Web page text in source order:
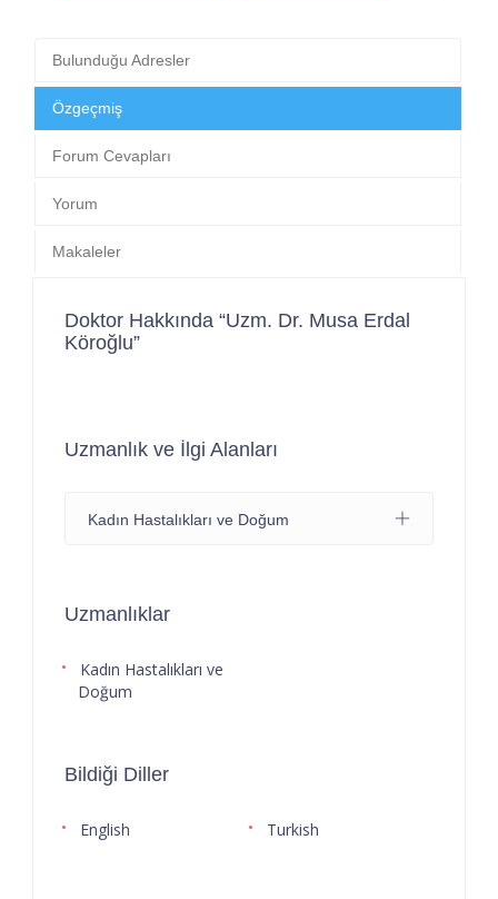
Bulunduğu Adresler
Özgeçmiş
Forum Cevapları
Yorum
Makaleler
Doktor Hakkında “Uzm. Dr. Musa Erdal
Köroğlu”
Uzmanlık ve İlgi Alanları
Kadın Hastalıkları ve Doğum
Uzmanlıklar
Kadın Hastalıkları ve
Doğum
Bildiği Diller
English Turkish